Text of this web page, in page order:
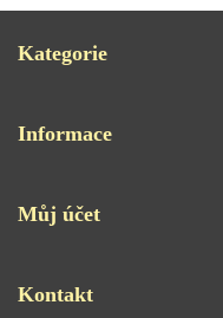
Kategorie
Informace
Můj účet
Kontakt